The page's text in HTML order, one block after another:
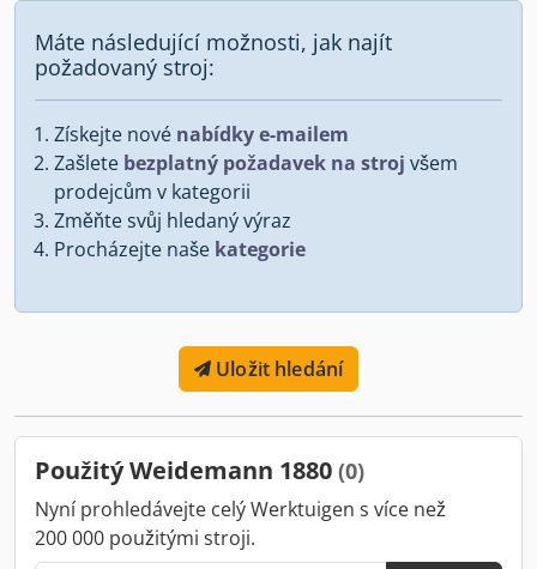
Máte následující možnosti, jak najít
požadovaný stroj:
Získejte nové nabídky e-mailem
Zašlete bezplatný požadavek na stroj všem
prodejcům v kategorii
Změňte svůj hledaný výraz
Procházejte naše kategorie
Uložit hledání
Použitý Weidemann 1880 (0)
Nyní prohledávejte celý Werktuigen s více než
200 000 použitými stroji.